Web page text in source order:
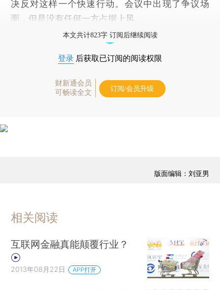
决反对这样一个快速行动。会议中出现了争议场
面，但是没有任何一方占据上风。
本文共计823字 订阅后继续阅读
登录 后获取已订阅的阅读权限
财新通会员
可畅读全文
订阅/会员升级
版面编辑：刘亚男
相关阅读
互联网金融真能颠覆行业？
2013年08月22日 APP打开